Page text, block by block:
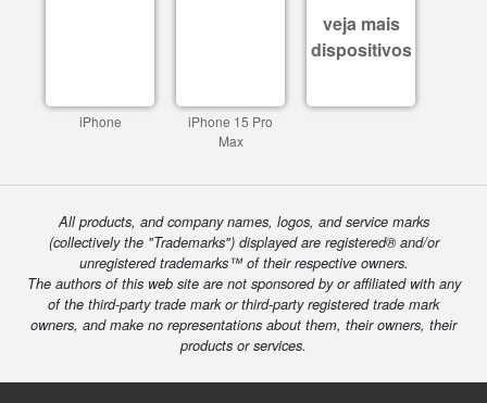
iPhone
iPhone 15 Pro
Max
veja mais
dispositivos
All products, and company names, logos, and service marks
(collectively the "Trademarks") displayed are registered® and/or
unregistered trademarks™ of their respective owners.
The authors of this web site are not sponsored by or affiliated with any
of the third-party trade mark or third-party registered trade mark
owners, and make no representations about them, their owners, their
products or services.